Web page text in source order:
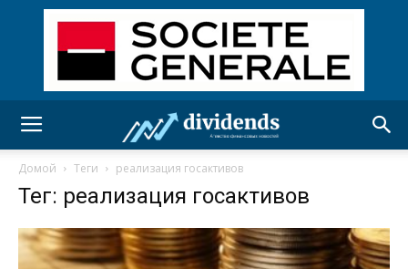
Домой Теги реализация госактивов
Тег: реализация госактивов